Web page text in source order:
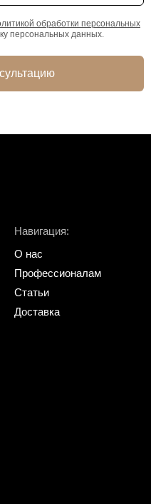
обработки персональных
персональных данных.
Навигация:
О нас
Профессионалам
Статьи
Доставка